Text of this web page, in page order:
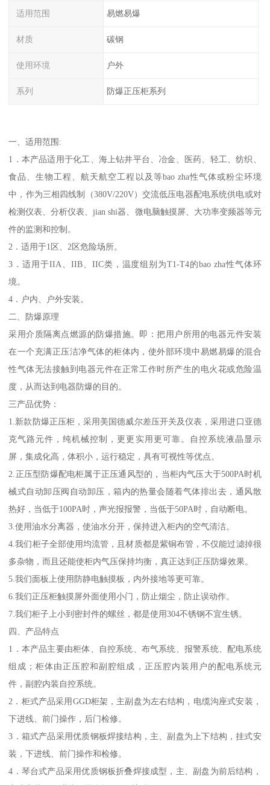
适用范围 易燃易爆
材质 碳钢
使用环境 户外
系列 防爆正压柜系列
一、适用范围:
1．本产品适用于化工、海上钻井平台、冶金、医药、轻工、纺织、
食品、生物工程、航天航空工程以及等bao zha性气体或粉尘环境
中，作为三相四线制（380V/220V）交流低压电器配电系统供电或对
检测仪表、分析仪表、jian shi器、微电脑触摸屏、大功率变频器等元
件的监测和控制。
2．适用于1区、2区危险场所。
3．适用于IIA、IIB、IIC类，温度组别为T1-T4的bao zha性气体环
境。
4．户内、户外安装。
二、防爆原理
采用介质隔离点燃源的防爆措施。即：把用户所用的电器元件安装
在一个充满正压洁净气体的柜体内，使外部环境中易燃易爆的混合
性气体无法接触到电器元件在正常工作时所产生的电火花或危险温
度，从而达到电器防爆的目的。
三产品优势：
1.新款防爆正压柜，采用美国德威尔差压开关及仪表，采用进口亚德
克气路元件，纯机械控制，更更实用更可靠。自控系统液晶显示
屏，集成化高，体积小，运行稳定，具有可视性等优点。
2.正压型防爆配电柜属于正压通风型的，当柜内气压大于500PA时机
械式自动卸压阀自动卸压，箱内的热量会随着气体排出去，通风散
热好，当低于100PA时，声光报报警，当低于50PA时，自动断电。
3.使用油水分离器，使油水分开，保持进入柜内的空气清洁。
4.我们柜子全部使用均流管，且材质都是紫铜布管，不仅能过滤掉很
多杂物，而且还能使柜内气压保持均衡，真正达到正压防爆效果。
5.我们面板上使用防静电触摸板，内外接地等更可靠。
6.我们正压柜触摸屏外面使用小门，防止烟尘，防止误动作。
7.我们柜子上小到密封件的螺丝，都是使用304不锈钢不宜生锈。
四、产品特点
1．本产品主要由柜体、自控系统、布气系统、报警系统、配电系统
组成；柜体由正压腔和副腔组成，正压腔内装用户的配电系统元
件，副腔内装自控系统。
2．柜式产品采用GGD柜架，主副盘为左右结构，电缆沟座式安装，
下进线、前门操作，后门检修。
3．箱式产品采用优质钢板焊接结构，主、副盘为上下结构，挂式安
装，下进线、前门操作和检修。
4．琴台式产品采用优质钢板折叠焊接成型，主、副盘为前后结构，